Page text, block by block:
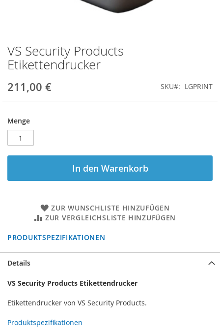
VS Security Products
Etikettendrucker
211,00 € SKU LGPRINT
Menge
In den Warenkorb
ZUR WUNSCHLISTE HINZUFÜGEN
ZUR VERGLEICHSLISTE HINZUFÜGEN
PRODUKTSPEZIFIKATIONEN
Zum
Anfang
der
springen
Details
VS Security Products Etikettendrucker
Etikettendrucker von VS Security Products.
Produktspezifikationen